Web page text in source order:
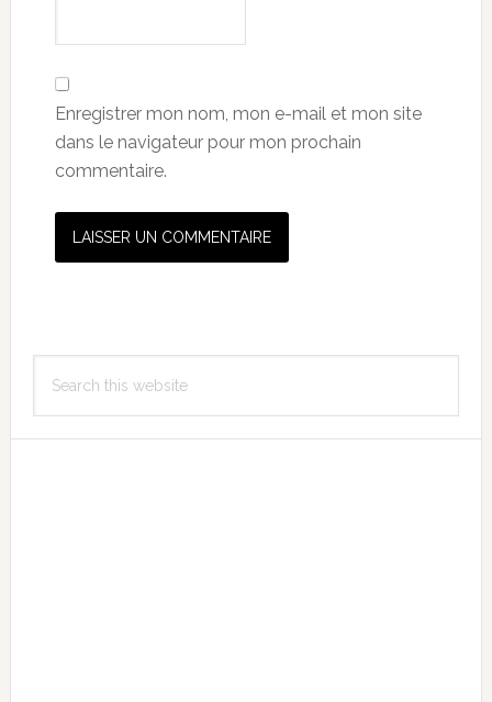
Enregistrer mon nom, mon e-mail et mon site
dans le navigateur pour mon prochain
commentaire.
Primary
Sidebar
this